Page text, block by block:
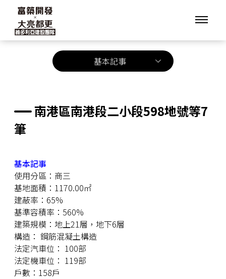
基本記事
南港區南港段二小段598地號等7
筆
基本記事
使用分區：商三
基地面積：1170.00㎡
建蔽率：65%
基準容積率：560%
建築規模：地上21層，地下6層
構造： 鋼筋混凝土構造
法定汽車位： 100部
法定機車位： 119部
戶數：158戶